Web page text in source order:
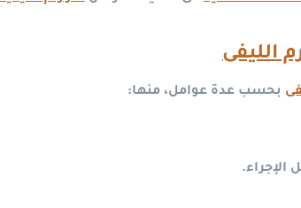
الليفى
بحسب عدة عوامل، منها:
الإجراء.